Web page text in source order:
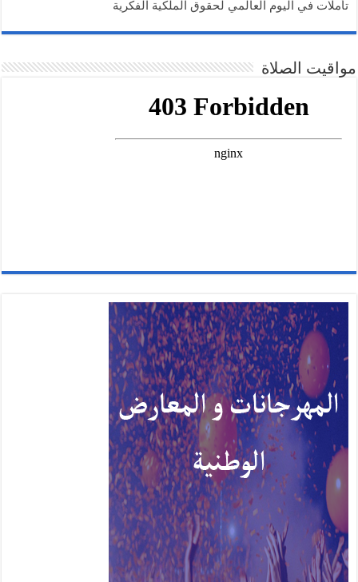
تأملات في اليوم العالمي لحقوق الملكية الفكرية
مواقيت الصلاة